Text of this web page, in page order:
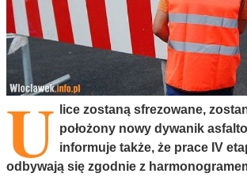
U
lice zostaną sfrezowane,
położony nowy dywanik
informuje także, że prace IV
odbywają się zgodnie z